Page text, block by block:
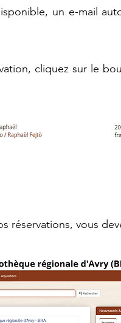
un e-mail
cliquez sur le
réservations, vous